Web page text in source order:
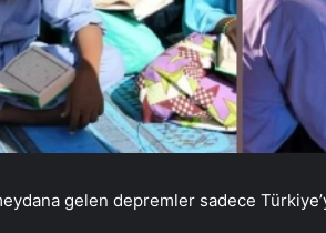
gelen depremler sadece